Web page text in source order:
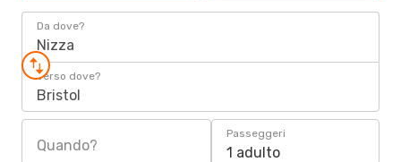
Da dove?
Nizza
Verso dove?
Bristol
Quando?
Passeggeri
1 adulto